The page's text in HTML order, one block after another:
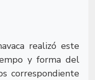
realizó este
y forma del
correspondiente